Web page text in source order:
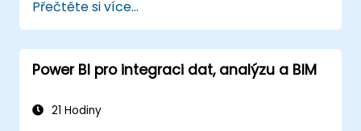
Seznámit se s osvědčenými postupy pro
optimalizaci výkonu jazyka DAX.
Přečtěte si více...
Power BI pro integraci dat, analýzu a BIM
21 Hodiny